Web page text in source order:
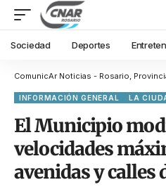
Sociedad Deportes
ComunicAr Noticias - Rosario,
INFORMACIÓN GENERAL LA
El Municipio
velocidades
avenidas y calles